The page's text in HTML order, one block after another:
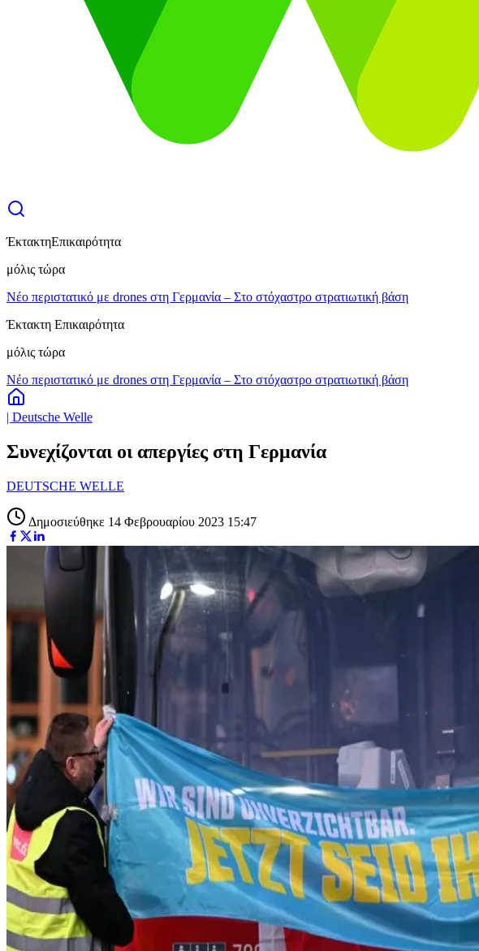
ΈκτακτηΕπικαιρότητα
μόλις τώρα
Νέο περιστατικό με drones στη Γερμανία – Στο στόχαστρο στρατιωτική βάση
Έκτακτη Επικαιρότητα
μόλις τώρα
Νέο περιστατικό με drones στη Γερμανία – Στο στόχαστρο στρατιωτική βάση
| Deutsche Welle
Συνεχίζονται οι απεργίες στη Γερμανία
DEUTSCHE WELLE
Δημοσιεύθηκε 14 Φεβρουαρίου 2023 15:47